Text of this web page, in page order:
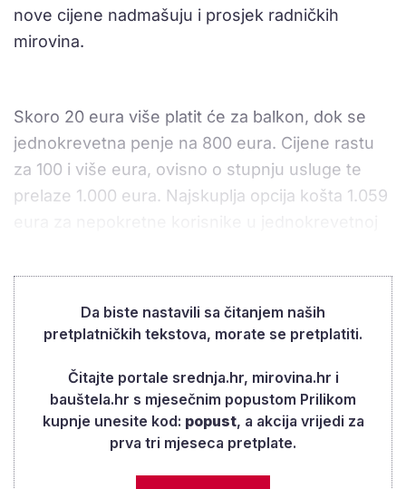
nove cijene nadmašuju i prosjek radničkih
mirovina.
Skoro 20 eura više platit će za balkon, dok se
jednokrevetna penje na 800 eura. Cijene rastu
za 100 i više eura, ovisno o stupnju usluge te
prelaze 1.000 eura. Najskuplja opcija košta 1.059
Da biste nastavili sa čitanjem naših
pretplatničkih tekstova, morate se pretplatiti.
Čitajte portale srednja.hr, mirovina.hr i
bauštela.hr s mjesečnim popustom Prilikom
kupnje unesite kod: popust, a akcija vrijedi za
prva tri mjeseca pretplate.